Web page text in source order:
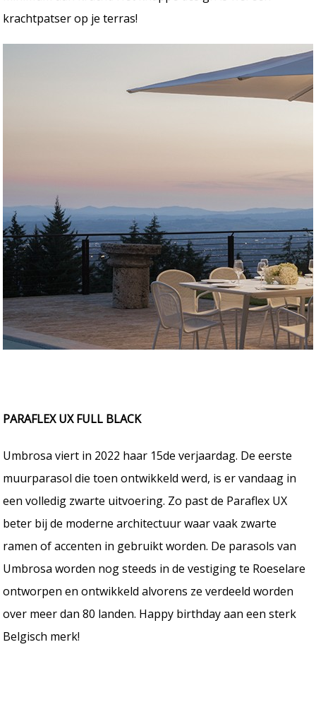
krachtpatser op je terras!
PARAFLEX UX FULL BLACK
Umbrosa viert in 2022 haar 15de verjaardag. De eerste
muurparasol die toen ontwikkeld werd, is er vandaag in
een volledig zwarte uitvoering. Zo past de Paraflex UX
beter bij de moderne architectuur waar vaak zwarte
ramen of accenten in gebruikt worden. De parasols van
Umbrosa worden nog steeds in de vestiging te Roeselare
ontworpen en ontwikkeld alvorens ze verdeeld worden
over meer dan 80 landen. Happy birthday aan een sterk
Belgisch merk!